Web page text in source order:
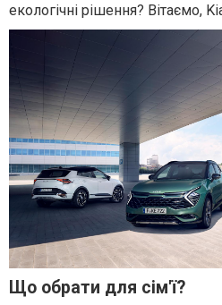
екологічні рішення? Вітаємо,
Що обрати для сім'ї?